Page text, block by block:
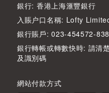
銀行: 香港上海滙豐銀行
入賬户口名稱: Lofty
銀行賬戶: 023-454572-838
銀行轉帳或轉數快時: 請清
及識別碼
網站付款方式